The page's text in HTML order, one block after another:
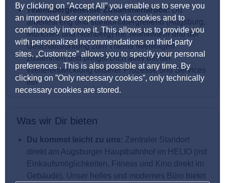
By clicking on ”Accept All” you enable us to serve you
an improved user experience via cookies and to
continuously improve it. This allows us to provide you
with personalized recommendations on third-party
sites. „Customize” allows you to specify your personal
preferences . This is also possible at any time. By
clicking on ”Only necessary cookies”, only technically
necessary cookies are stored.
Teamübergreifende Zusammenarbeit:Du
arbeitest eng und standortübergreifend (Augsburg,
München und Nürnberg) mit Teamleitern und der
Geschäftsführung zum Thema Mietwagen
zusammen und bringst Dich aktiv bei der
Weiterentwicklung unserer Prozesse und Services
ein
Was wir Dir bieten
Du kommst leicht zu uns: Zentraler Standort
direkt am Augsburger Hauptbahnhof im HELIO (mit
Einkaufsmöglichkeiten, Fitness und Kino direkt im
Gebäude). Unser helles und modernes Büro bietet